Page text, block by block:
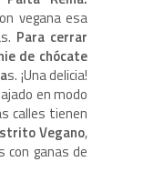
vegana esa
Para cerrar
de chócate
s. ¡Una delicia!
en modo
calles tienen
Vegano,
con ganas de